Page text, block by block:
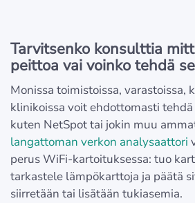
Tarvitsenko konsulttia
peittoa vai voinko tehdä
Monissa toimistoissa, varastoissa,
klinikoissa voit ehdottomasti
kuten NetSpot tai jokin muu
langattoman verkon analysaattori
perus WiFi-kartoituksessa: tuo
tarkastele lämpökarttoja ja päätä
siirretään tai lisätään tukiasemia.